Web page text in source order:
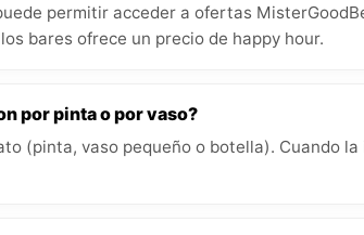
permitir acceder a ofertas
bares ofrece un precio de happy hour.
por pinta o por vaso?
(pinta, vaso pequeño o botella). Cuando